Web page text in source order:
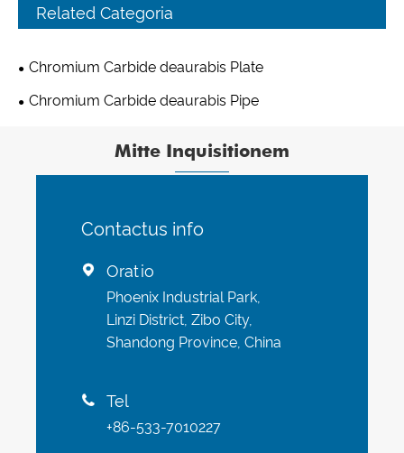
Related Categoria
Chromium Carbide deaurabis Plate
Chromium Carbide deaurabis Pipe
Mitte Inquisitionem
Contactus info
 Oratio
Phoenix Industrial Park,
Linzi District, Zibo City,
Shandong Province, China
 Tel
+86-533-7010227